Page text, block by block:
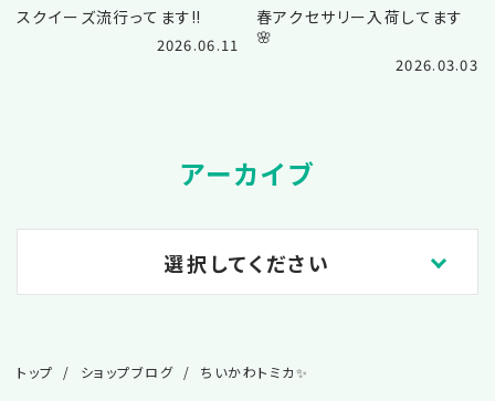
スクイーズ流行ってます‼️
2026.06.11
春アクセサリー入荷してます
🌸
2026.03.03
アーカイブ
選択してください
トップ ショップブログ ちいかわトミカ✨